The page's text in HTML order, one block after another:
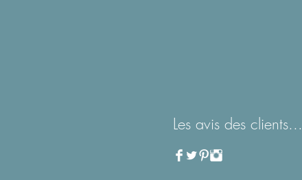
Les avis des clients...